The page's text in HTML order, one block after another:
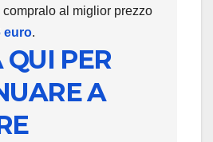
compralo al miglior prezzo
euro.
QUI PER
A